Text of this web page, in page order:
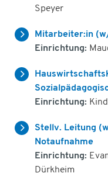
Speyer
Mitarbeiter:in
Einrichtung:
Einrichtung:
Stellv. Leitung
Notaufnahme
Einrichtung:
Dürkheim